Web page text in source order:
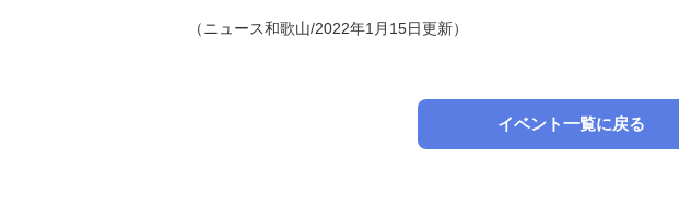
（ニュース和歌山/2022年1月15日更新）
イベント一覧に戻る